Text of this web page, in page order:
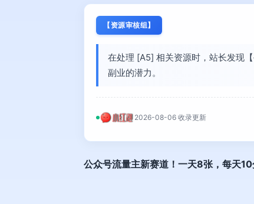
【资源审核组】
在处理 [A5] 相关资源时，站长发现
副业的潜力。
2026-08-06 收录更新
公众号流量主新赛道！一天8张，每天